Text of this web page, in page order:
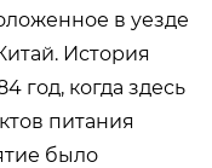
в уезде
История
год, когда здесь
питания
было